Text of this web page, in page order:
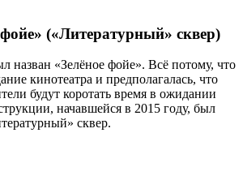
(«Литературный» сквер)
назван «Зелёное фойе». Всё потому, что
кинотеатра и предполагалась, что
будут коротать время в ожидании
начавшейся в 2015 году, был
сквер.